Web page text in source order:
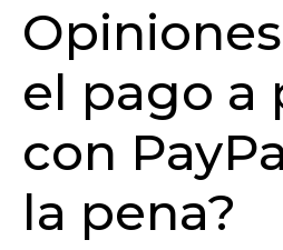
el pago a
con
la pena?